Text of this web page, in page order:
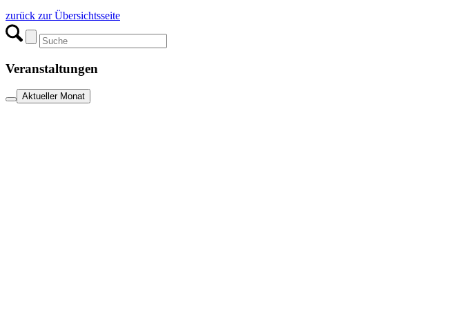
zurück zur Übersichtsseite
Veranstaltungen
Aktueller Monat